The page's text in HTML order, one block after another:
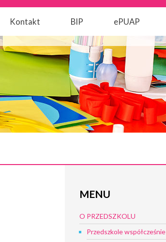
Kontakt BIP ePUAP
MENU
O PRZEDSZKOLU
Przedszkole współcześnie